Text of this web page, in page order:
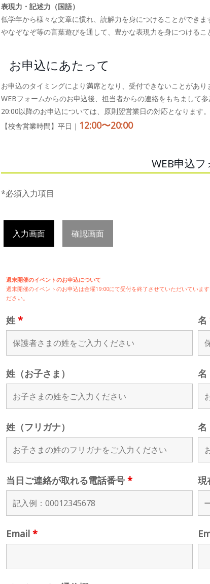
表現力・記述力（国語）
低学年から様々な文章に慣れ、読解力を身につけることができ
やなぞなぞ等の言葉遊びを通して、豊かな表現力を身につけるこ
お申込にあたって
お申込のタイミングにより満席となり、受付できないことがあり
WEBフォームからのお申込後、担当者からの連絡をもちまして参
20:00以降のお申込については、原則翌営業日の対応となります。
【校舎営業時間】平日｜ 12:00〜20:00
WEB申込
*必須入力項目
入力画面 確認画面
週末開催のイベントのお申込について
週末開催のイベントのお申込は金曜19:00にて受付を終了させていただいていま
ださい。
姓 * 名
姓（お子さま） 名
姓（フリガナ） 名
当日ご連絡が取れる電話番号 * 現
Email *